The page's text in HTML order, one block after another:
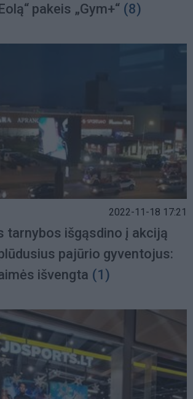
pakeis „Gym+“ (8)
2022-11-18 17:21
tarnybos išgąsdino į akciją
pajūrio gyventojus:
išvengta (1)